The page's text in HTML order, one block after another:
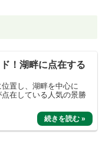
！湖畔に点在する
置し、湖畔を中心に
在している人気の景勝